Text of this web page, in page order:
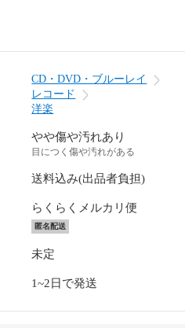
CD・DVD・ブルーレイ
レコード
洋楽
やや傷や汚れあり
目につく傷や汚れがある
送料込み(出品者負担)
らくらくメルカリ便
匿名配送
未定
1~2日で発送